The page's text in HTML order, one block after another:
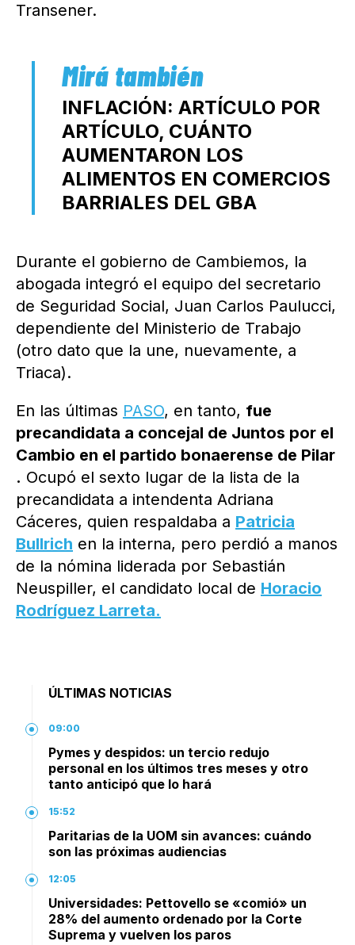
Transener.
INFLACIÓN: ARTÍCULO POR
ARTÍCULO, CUÁNTO
AUMENTARON LOS
ALIMENTOS EN COMERCIOS
BARRIALES DEL GBA
Durante el gobierno de Cambiemos, la
abogada integró el equipo del secretario
de Seguridad Social, Juan Carlos Paulucci,
dependiente del Ministerio de Trabajo
(otro dato que la une, nuevamente, a
Triaca).
En las últimas PASO, en tanto, fue
precandidata a concejal de Juntos por el
Cambio en el partido bonaerense de Pilar
. Ocupó el sexto lugar de la lista de la
precandidata a intendenta Adriana
Cáceres, quien respaldaba a Patricia
Bullrich en la interna, pero perdió a manos
de la nómina liderada por Sebastián
Neuspiller, el candidato local de Horacio
Rodríguez Larreta.
ÚLTIMAS NOTICIAS
09:00
Pymes y despidos: un tercio redujo
personal en los últimos tres meses y otro
tanto anticipó que lo hará
15:52
Paritarias de la UOM sin avances: cuándo
son las próximas audiencias
12:05
Universidades: Pettovello se «comió» un
28% del aumento ordenado por la Corte
Suprema y vuelven los paros